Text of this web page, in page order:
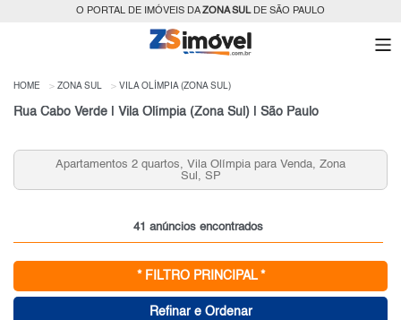
O PORTAL DE IMÓVEIS DAZONA SULDE SÃO PAULO
HOME ZONA SUL VILA OLÍMPIA (ZONA SUL)
Rua Cabo Verde | Vila Olímpia (Zona Sul) | São Paulo
Apartamentos 3 quartos, Vila Olímpia para Venda, Zona
Sul, SP
41 anúncios encontrados
* FILTRO PRINCIPAL *
Refinar e Ordenar